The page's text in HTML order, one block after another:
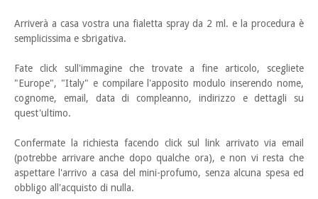
Arriverà a casa vostra una fialetta spray da 2 ml. e la procedura è
semplicissima e sbrigativa.
Fate click sull'immagine che trovate a fine articolo, scegliete
"Europe", "Italy" e compilare l'apposito modulo inserendo nome,
cognome, email, data di compleanno, indirizzo e dettagli su
quest'ultimo.
Confermate la richiesta facendo click sul link arrivato via email
(potrebbe arrivare anche dopo qualche ora), e non vi resta che
aspettare l'arrivo a casa del mini-profumo, senza alcuna spesa ed
obbligo all'acquisto di nulla.